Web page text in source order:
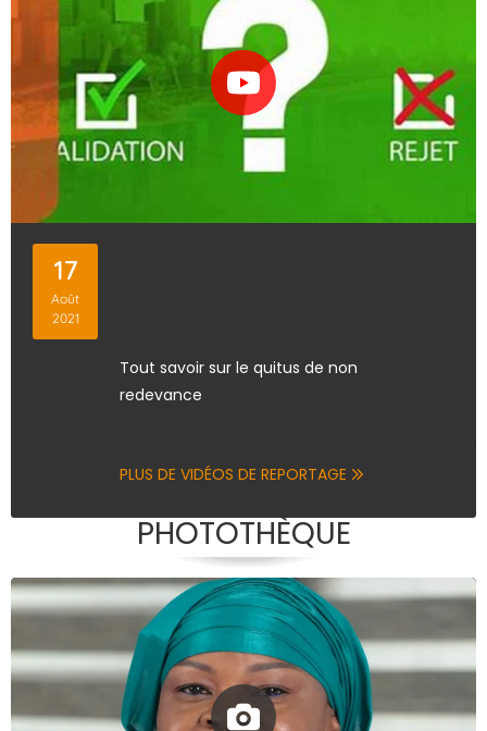
Tout savoir sur le quitus de non
redevance
17
Août
2021
PLUS DE VIDÉOS DE REPORTAGE
PHOTOTHÈQUE